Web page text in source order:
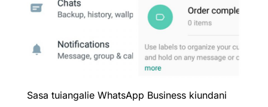
Sasa tuiangalie WhatsApp Business kiundani